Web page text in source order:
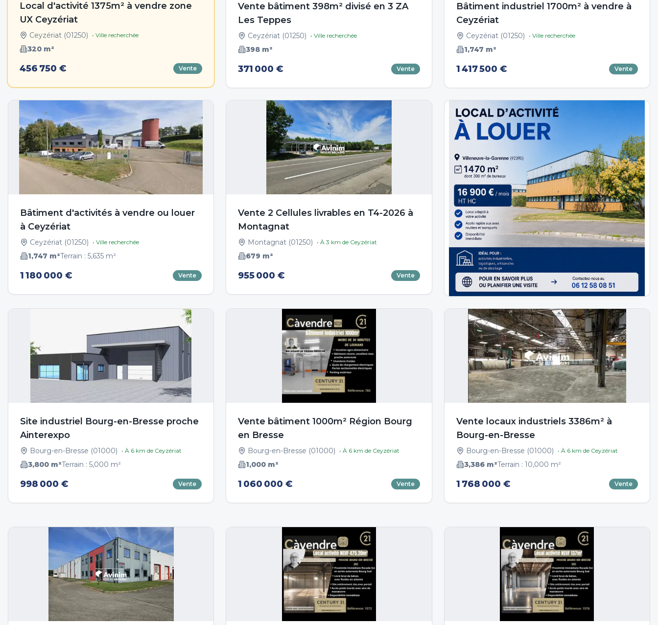
Local d'activité 1375m² à vendre zone
UX Ceyzériat
Ceyzériat (01250) • Ville recherchée
320 m²
456 750 € Vente
Vente bâtiment 398m² divisé en 3 ZA
Les Teppes
Ceyzériat (01250) • Ville recherchée
398 m²
371 000 € Vente
Bâtiment industriel 1700m² à vendre à
Ceyzériat
Ceyzériat(01250) • Ville recherchée
1,747 m²
1 417 500 € Vente
Bâtiment d'activités à vendre ou louer
à Ceyzériat
Ceyzériat (01250) • Ville recherchée
1,747 m²Terrain : 5,635 m²
1 180 000 € Vente
Vente 2 Cellules livrables en T4-2026 à
Montagnat
Montagnat (01250) • À3 km de Ceyzériat
679 m²
955 000 € Vente
Site industriel Bourg-en-Bresse proche
Ainterexpo
Bourg-en-Bresse (01000) • À 6 km de Ceyzériat
3,800 m²Terrain : 5,000 m²
998 000 € Vente
Vente bâtiment 1000m² Région Bourg
en Bresse
Bourg-en-Bresse (01000) • À 6 km de Ceyzériat
1,000 m²
1 060 000 € Vente
Vente locaux industriels 3386m² à
Bourg-en-Bresse
Bourg-en-Bresse (01000) • À 6km de Ceyzériat
3,386m²Terrain : 10,000 m²
1 768 000 € Vente